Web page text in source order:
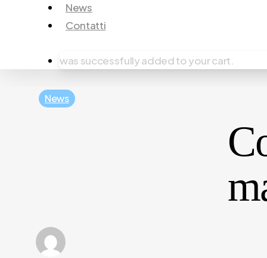
News
Contatti
was successfully added to your cart.
News